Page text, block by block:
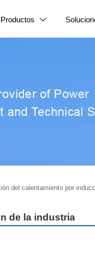
Productos 
del calentamiento por
de la industria